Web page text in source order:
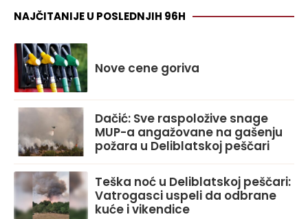
NAJČITANIJE U POSLEDNJIH 96H
Nove cene goriva
Dačić: Sve raspoložive snage
MUP-a angažovane na gašenju
požara u Deliblatskoj peščari
Teška noć u Deliblatskoj peščari:
Vatrogasci uspeli da odbrane
kuće i vikendice